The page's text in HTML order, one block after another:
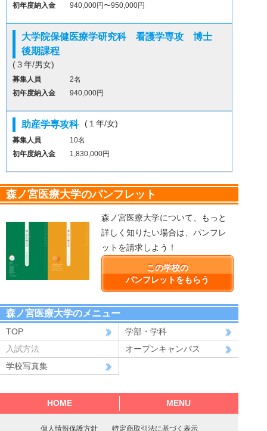
初年度納入金
940,000円〜950,000円
大学院保健医療学研究科 看護学専攻 博士
後期課程
(３年/男女)
募集人員
2名
初年度納入金
940,000円
助産学専攻科 (１年/女)
募集人員
10名
初年度納入金
1,830,000円
森ノ宮医療大学のパンフレット
森ノ宮医療大学について、もっと
詳しく知りたい場合は、パンフレ
ットを請求しよう！
この学校の
パンフレットをもらう
森ノ宮医療大学のメニュー
TOP
学部・学科
入試方法
オープンキャンパス
学校写真集
HOME MENU
個人情報保護方針 特定商取引法に基づく表示